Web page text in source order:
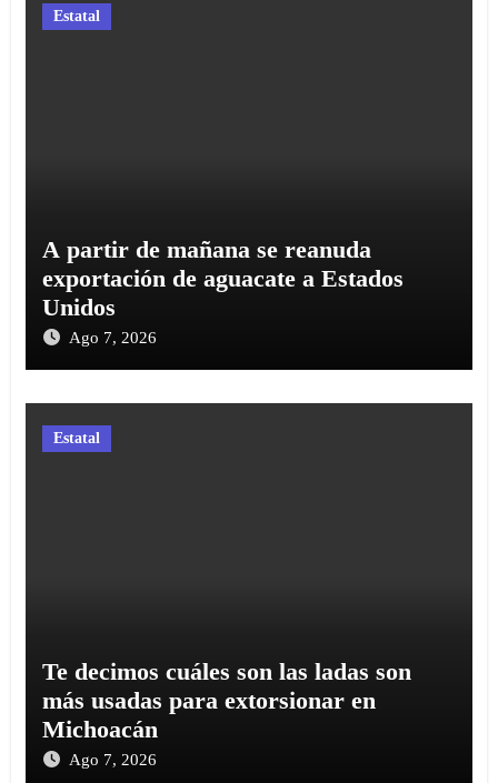
Estatal
A partir de mañana se reanuda
exportación de aguacate a Estados
Unidos
Ago 7, 2026
Estatal
Te decimos cuáles son las ladas son
más usadas para extorsionar en
Michoacán
Ago 7, 2026